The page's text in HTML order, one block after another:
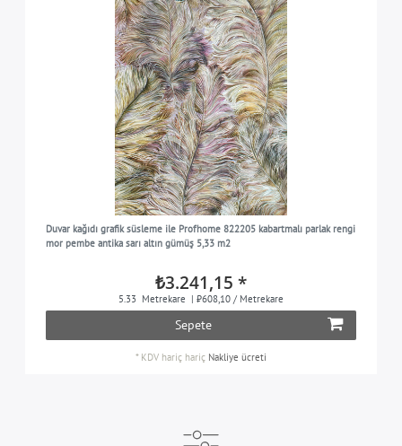
Duvar kağıdı grafik süsleme ile Profhome 822205 kabartmalı parlak rengi
mor pembe antika sarı altın gümüş 5,33 m2
₺3.241,15 *
5.33 Metrekare | ₺608,10 / Metrekare
Sepete
* KDV hariç hariç Nakliye ücreti